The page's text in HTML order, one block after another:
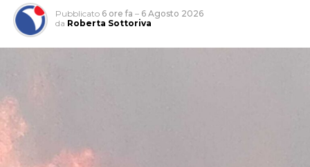
L’attività, che si è svolta grazie anche al supporto del 1°
Reggimento Carabinieri Paracadutisti “Tuscania” e del
accertamenti sul territorio.
Pubblicato 6 ore fa – 6 Agosto 2026
da Roberta Sottoriva